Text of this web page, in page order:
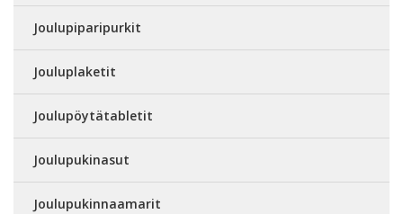
Joulupiparipurkit
Jouluplaketit
Joulupöytätabletit
Joulupukinasut
Joulupukinnaamarit